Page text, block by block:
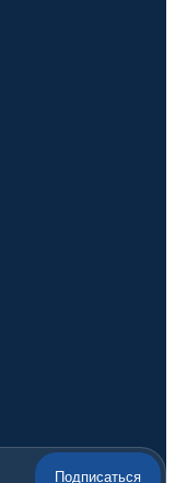
Подписаться